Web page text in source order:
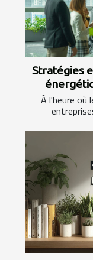
Stratégies
À l'heure où